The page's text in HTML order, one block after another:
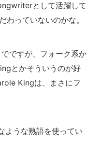
として活躍して
わっていないのかな。
ですが、フォーク系か
とかそういうのが好
Kingは、まさにフ
ような熟語を使ってい